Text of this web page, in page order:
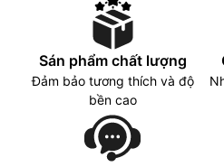
Sán phẩm chất lượng
Đảm bảo tương thích và độ
bền cao